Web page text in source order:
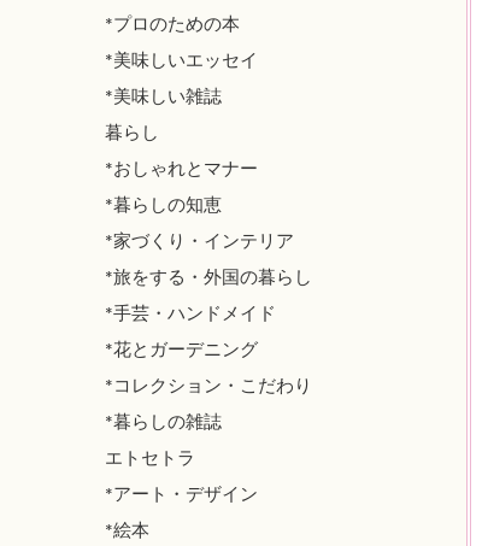
*プロのための本
*美味しいエッセイ
*美味しい雑誌
暮らし
*おしゃれとマナー
*暮らしの知恵
*家づくり・インテリア
*旅をする・外国の暮らし
*手芸・ハンドメイド
*花とガーデニング
*コレクション・こだわり
*暮らしの雑誌
エトセトラ
*アート・デザイン
*絵本